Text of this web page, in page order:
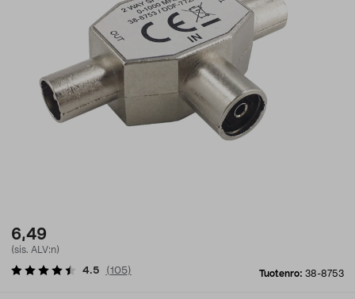
6,49
(sis. ALV:n)
Tuotenro: 38-8753
4.5 (105)